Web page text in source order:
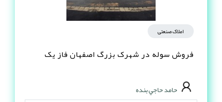
املاک صنعتی
فروش سوله در شهرک بزرگ اصفهان فاز یک
حامد حاجي بنده